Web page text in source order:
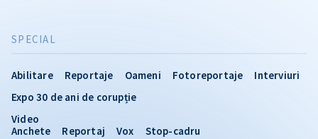
SPECIAL
Abilitare Reportaje Oameni Fotoreportaje
Interviuri
Expo 30 de ani de corupție
Video
Anchete
Reportaj Vox Stop-cadru